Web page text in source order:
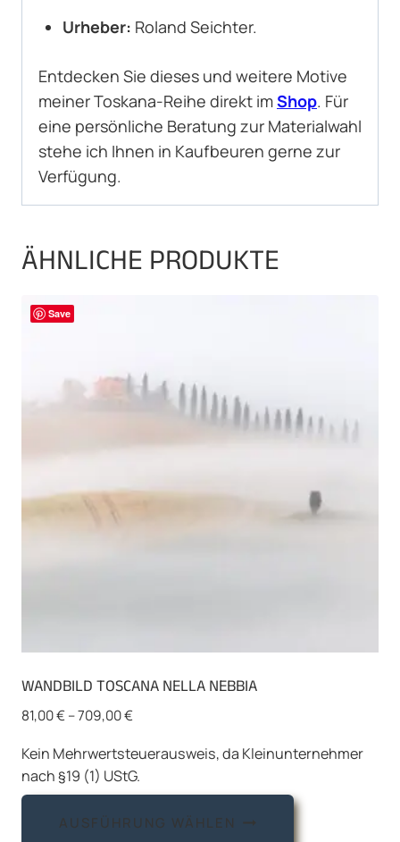
Urheber: Roland Seichter.
Entdecken Sie dieses und weitere Motive
meiner Toskana-Reihe direkt imShop. Für
eine persönliche Beratung zur Materialwahl
stehe ich Ihnen in Kaufbeuren gerne zur
Verfügung.
ÄHNLICHE PRODUKTE
Save
WANDBILD TOSCANA NELLA NEBBIA
81,00€–709,00€
Kein Mehrwertsteuerausweis, da Kleinunternehmer
nach §19 (1) UStG.
AUSFÜHRUNG WÄHLEN
Dieses